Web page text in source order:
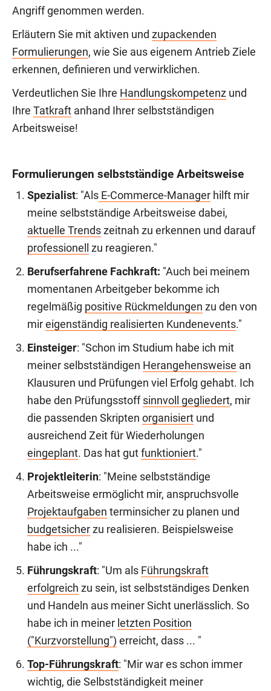
Angriff genommen werden.
Erläutern Sie mit aktiven und zupackenden
Formulierungen, wie Sie aus eigenem Antrieb Ziele
erkennen, definieren und verwirklichen.
Verdeutlichen Sie Ihre Handlungskompetenz und
Ihre Tatkraft anhand Ihrer selbstständigen
Arbeitsweise!
Formulierungen selbstständige Arbeitsweise
Spezialist: "Als E-Commerce-Manager hilft mir
meine selbstständige Arbeitsweise dabei,
aktuelle Trends zeitnah zu erkennen und darauf
professionell
zu reagieren."
Berufserfahrene Fachkraft: "Auch bei meinem
momentanen Arbeitgeber bekomme ich
regelmäßig positive Rückmeldungen zu den von
mir eigenständig realisierten Kundenevents."
Einsteiger: "Schon im Studium habe ich mit
meiner selbstständigen Herangehensweise an
Klausuren und Prüfungen viel Erfolg gehabt. Ich
habe den Prüfungsstoff sinnvoll gegliedert, mir
die passenden Skripten organisiert und
ausreichend Zeit für Wiederholungen
eingeplant. Das hat gut funktioniert."
Projektleiterin: "Meine selbstständige
Arbeitsweise ermöglicht mir, anspruchsvolle
Projektaufgaben terminsicher zu planen und
budgetsicher zu realisieren. Beispielsweise
habe ich ..."
Führungskraft: "Um als Führungskraft
erfolgreich zu sein, ist selbstständiges Denken
und Handeln aus meiner Sicht unerlässlich. So
habe ich in meiner letzten Position
("Kurzvorstellung") erreicht, dass ... "
Top-Führungskraft: "Mir war es schon immer
wichtig, die Selbstständigkeit meiner